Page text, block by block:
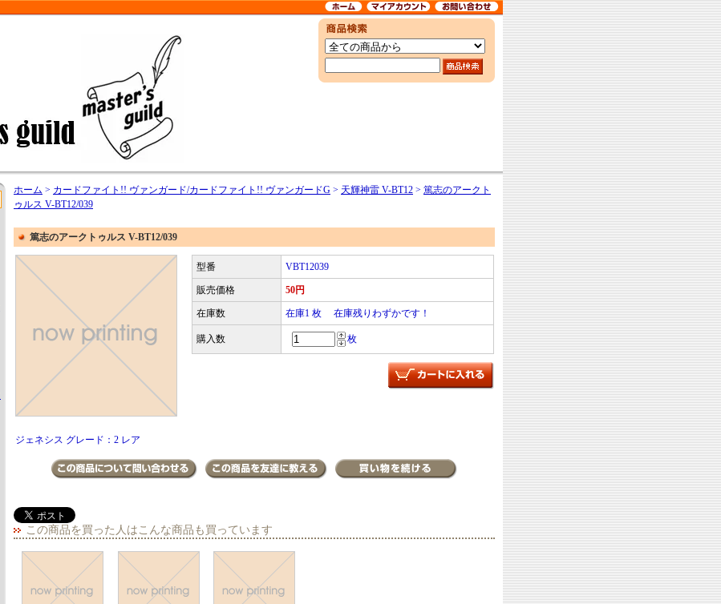
ホーム > カードファイト!! ヴァンガード/カードファイト!! ヴァンガードG > 天輝神雷 V-BT12 > 篤志のアークト
ゥルス V-BT12/039
篤志のアークトゥルス V-BT12/039
型番 VBT12039
販売価格 50円
在庫数 在庫1 枚 在庫残りわずかです！
購入数 枚
ジェネシス グレード：2 レア
この商品を買った人はこんな商品も買っています